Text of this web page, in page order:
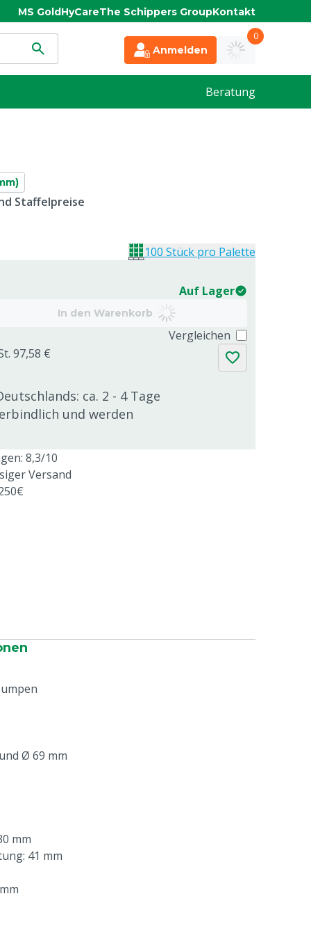
MS GoldHyCareThe Schippers GroupKontakt
Anmelden
0
Beratung
Auf Lager
In den Warenkorb
97,58 €
ca. 2 - 4 Tage
und werden
Vergleichen
Staffelpreise
100 Stück pro Palette
8,3/10
Versand
Ø 69 mm
mm
41 mm